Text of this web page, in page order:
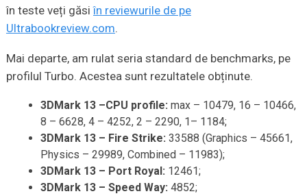
în teste veți găsiîn reviewurile de pe
Ultrabookreview.com.
Mai departe, am rulat seria standard de benchmarks, pe
profilul Turbo. Acestea sunt rezultatele obținute.
3DMark 13 –CPU profile: max – 10479, 16 – 10466,
8 – 6628, 4 – 4252, 2 – 2290, 1– 1184;
3DMark 13 – Fire Strike: 33588 (Graphics – 45661,
Physics – 29989, Combined – 11983);
3DMark 13 – Port Royal: 12461;
3DMark 13 – Speed Way: 4852;